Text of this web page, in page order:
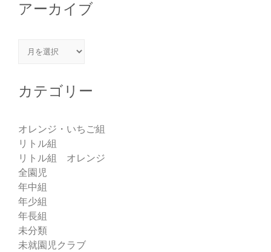
アーカイブ
アーカイブ
カテゴリー
オレンジ・いちご組
リトル組
リトル組 オレンジ
全園児
年中組
年少組
年長組
未分類
未就園児クラブ